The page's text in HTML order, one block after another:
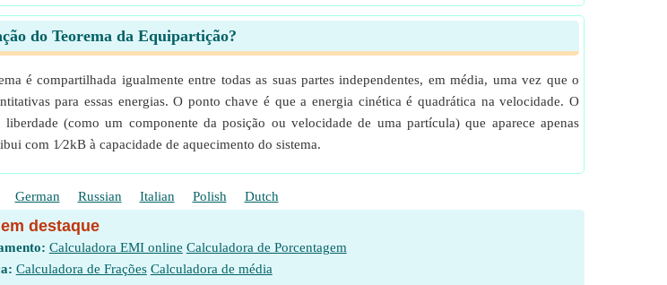
do Teorema da Equipartição?
é compartilhada igualmente entre todas as suas partes independentes, em média, uma vez que o
para essas energias. O ponto chave é que a energia cinética é quadrática na velocidade. O
(como um componente da posição ou velocidade de uma partícula) que aparece apenas
com 1⁄2kB à capacidade de aquecimento do sistema.
German Russian Italian Polish Dutch
destaque
Calculadora EMI online Calculadora de Porcentagem
Calculadora de Frações Calculadora de média